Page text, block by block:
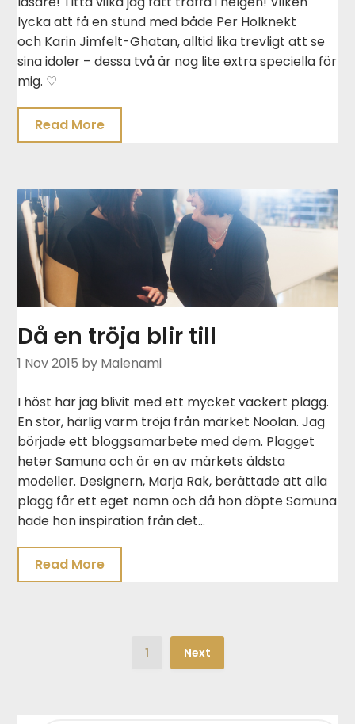
lycka att få en stund med både Per Holknekt
och Karin Jimfelt-Ghatan, alltid lika trevligt att se
sina idoler – dessa två är nog lite extra speciella för
mig. ♡
Read More
Då en tröja blir till
1 Nov 2015 by Malenami
I höst har jag blivit med ett mycket vackert plagg.
En stor, härlig varm tröja från märket Noolan. Jag
började ett bloggsamarbete med dem. Plagget
heter Samuna och är en av märkets äldsta
modeller. Designern, Marja Rak, berättade att alla
plagg får ett eget namn och då hon döpte Samuna
hade hon inspiration från det…
Read More
1 Next